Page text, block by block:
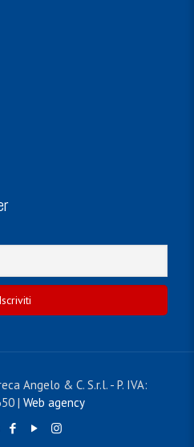
Angelo & C. S.r.l. - P. IVA:
| Web agency